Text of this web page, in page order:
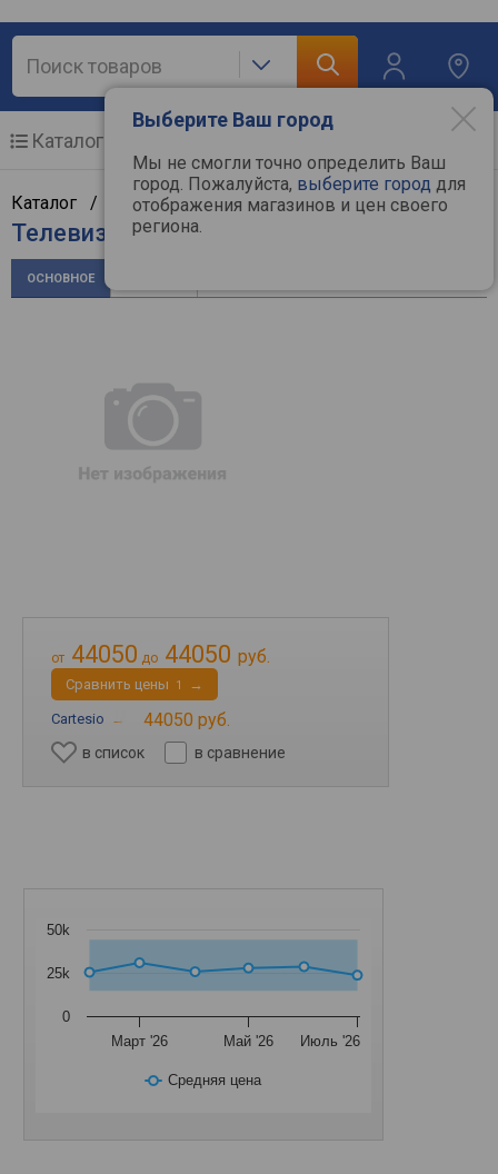
Выберите Ваш город
Мы не смогли точно определить Ваш
город. Пожалуйста, выберите город для
отображения магазинов и цен своего
региона.
Каталог
Каталог / ТВ и видеотехника/Телевизоры/Artel
Телевизор Artel UA32H4101
ОСНОВНОЕ
от 44050 до 44050 руб.
Cравнить цены 1 →
Cartesio → 44050 руб.
в список в сравнение
Средняя цена
Март '26 Май '26 Июль '26
0
25k
50k